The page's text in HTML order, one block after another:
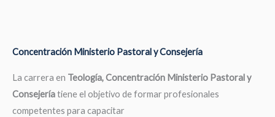
Concentración Ministerio Pastoral y Consejería
La carrera en Teología, Concentración Ministerio Pastoral y
Consejeríatiene el objetivo de formar profesionales
competentes para capacitar